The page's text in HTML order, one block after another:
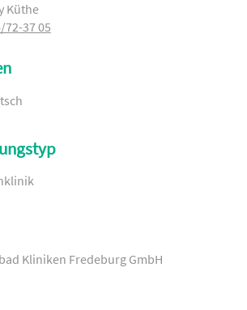
Küthe
72-37 05
Kliniken Fredeburg GmbH